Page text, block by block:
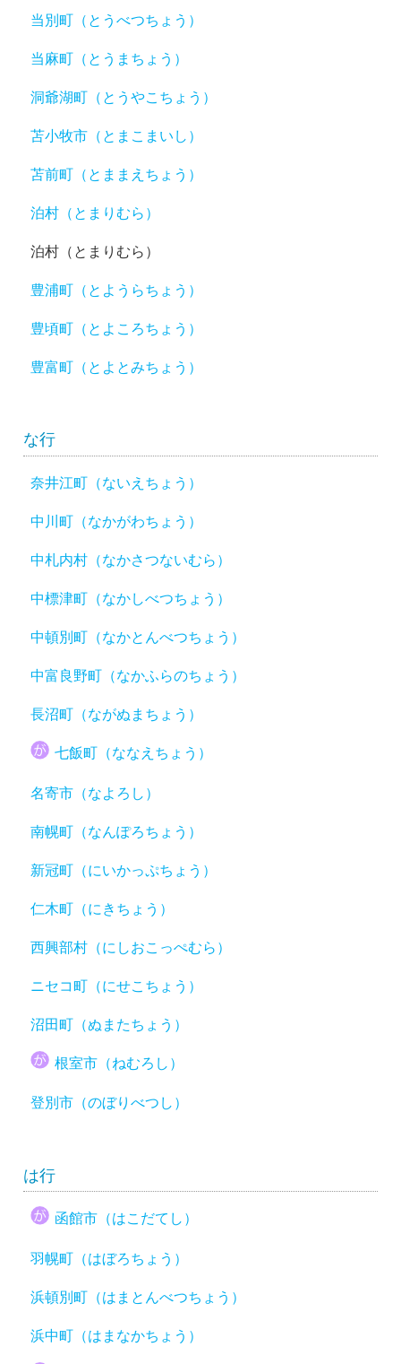
当別町（とうべつちょう）
当麻町（とうまちょう）
洞爺湖町（とうやこちょう）
苫小牧市（とまこまいし）
苫前町（とままえちょう）
泊村（とまりむら）
泊村（とまりむら）
豊浦町（とようらちょう）
豊頃町（とよころちょう）
豊富町（とよとみちょう）
な行
奈井江町（ないえちょう）
中川町（なかがわちょう）
中札内村（なかさつないむら）
中標津町（なかしべつちょう）
中頓別町（なかとんべつちょう）
中富良野町（なかふらのちょう）
長沼町（ながぬまちょう）
七飯町（ななえちょう）
名寄市（なよろし）
南幌町（なんぽろちょう）
新冠町（にいかっぷちょう）
仁木町（にきちょう）
西興部村（にしおこっぺむら）
ニセコ町（にせこちょう）
沼田町（ぬまたちょう）
根室市（ねむろし）
登別市（のぼりべつし）
は行
函館市（はこだてし）
羽幌町（はぼろちょう）
浜頓別町（はまとんべつちょう）
浜中町（はまなかちょう）